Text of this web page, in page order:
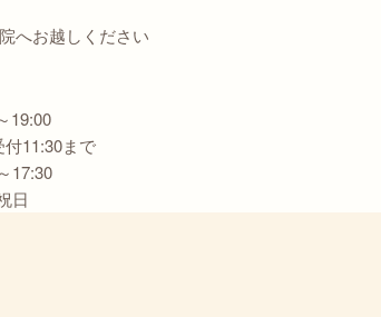
へお越しください
19:00
11:30まで
17:30
日